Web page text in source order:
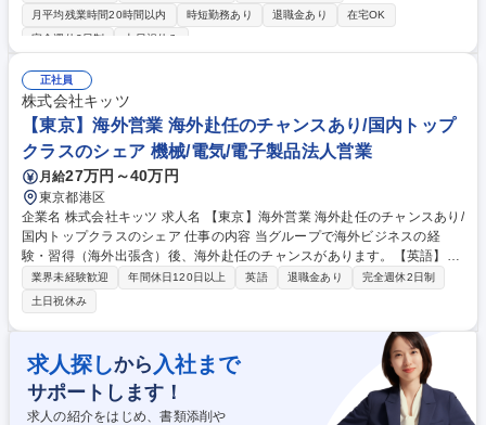
題ヒアリングと施策の企画・提案 ■Webサイトの現状分析と効果検証（G
A4等を使用） ■メルマガ・SNS運用、Web広告の実施・振り返り ■外部パ
軟な働き方も可能で、自律的に成長できる環境が整っています。 募集職種
【東京/マーケティング】デジタルマーケ企画経験者歓迎/創業100年の総合
商社
月平均残業時間20時間以内
時短勤務あり 退職金あり
在宅OK
完全週休2日制
土日祝休み
正社員
株式会社キッツ
【東京】海外営業 海外赴任のチャンスあり/国内トップ
クラスのシェア 機械/電気/電子製品法人営業
月給27万円～40万円
東京都港区
企業名 株式会社キッツ 求人名 【東京】海外営業 海外赴任のチャンスあり/
国内トップクラスのシェア 仕事の内容 当グループで海外ビジネスの経
験・習得（海外出張含）後、海外赴任のチャンスがあります。【英語】メ
ール、電話、会議等で日常的に使用 【詳細】■海外代理店向け営業 ■自社
グループ海外販売会社の営業戦略・業務支援 ■海外工業系ユーザ(オイルガ
ス/石油化学等)向け営業 ■海外建築設備(コンサルタント/コントラクタ)向
け営業 ■未開拓地域でのビジネス開拓(新規顧客アサイン等)■営業活動に伴
う業務全般(営業戦略策定、顧客訪問(海外出張含)、見積作成、仕様調整、
価格調整、納期調整、社内関連部門との調整(製造/技術/品質保証等)、プレ
ゼン資料作成) 募集職種 【東京】海外営業 海外赴任のチャンスあり/国内
トップクラスのシェア
業界未経験歓迎 年間休日120日以上 英語 退職金あり
完全週休2日制
土日祝休み
求人探しから 入社まで
サポートします！
求人の紹介をはじめ、書類添削や